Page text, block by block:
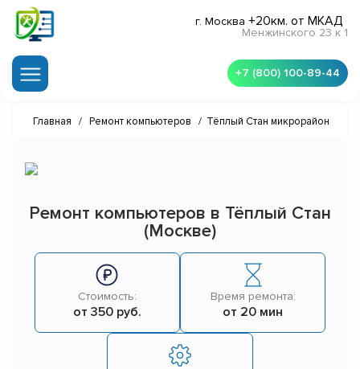
г. Москва +20км. от МКАД
Менжинского 23 к 1
+7 (800) 100-89-44
Главная / Ремонт компьютеров / Тёплый Стан микрорайон
Ремонт компьютеров в Тёплый Стан
(Москве)
Стоимость:
от 350 руб.
Время ремонта:
от 20 мин